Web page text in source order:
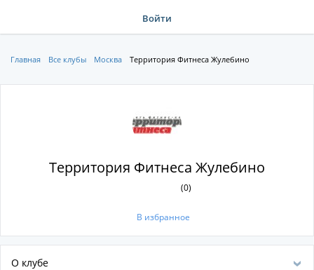
Войти
Главная Все клубы Москва Территория Фитнеса Жулебино
Территория Фитнеса Жулебино
(0)
В избранное
О клубе